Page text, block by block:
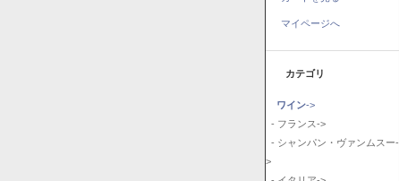
マイページへ
カテゴリ
ワイン->
- フランス->
- シャンパン・ヴァンムスー-
>